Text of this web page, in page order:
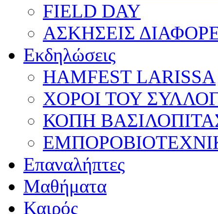
FIELD DAY
ΑΣΚΗΣΕΙΣ
Εκδηλώσεις
HAMFEST LARISSA
ΧΟΡΟΙ ΤΟΥ
ΚΟΠΗ
Επαναλήπτες
Μαθήματα
Καιρός